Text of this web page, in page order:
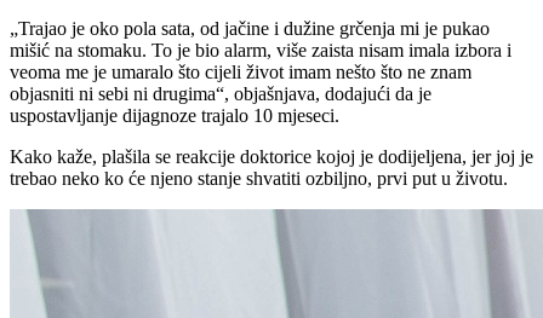
„Trajao je oko pola sata, od jačine i dužine grčenja mi je pukao
mišić na stomaku. To je bio alarm, više zaista nisam imala izbora i
veoma me je umaralo što cijeli život imam nešto što ne znam
objasniti ni sebi ni drugima“, objašnjava, dodajući da je
uspostavljanje dijagnoze trajalo 10 mjeseci.
Kako kaže, plašila se reakcije doktorice kojoj je dodijeljena, jer joj je
trebao neko ko će njeno stanje shvatiti ozbiljno, prvi put u životu.